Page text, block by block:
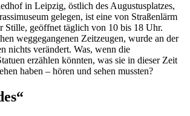
in Leipzig, östlich des Augustusplatzes,
gelegen, ist eine von Straßenlärm
Stille, geöffnet täglich von 10 bis 18 Uhr.
weggegangenen Zeitzeugen, wurde an der
nichts verändert. Was, wenn die
erzählen könnten, was sie in dieser Zeit
haben – hören und sehen mussten?